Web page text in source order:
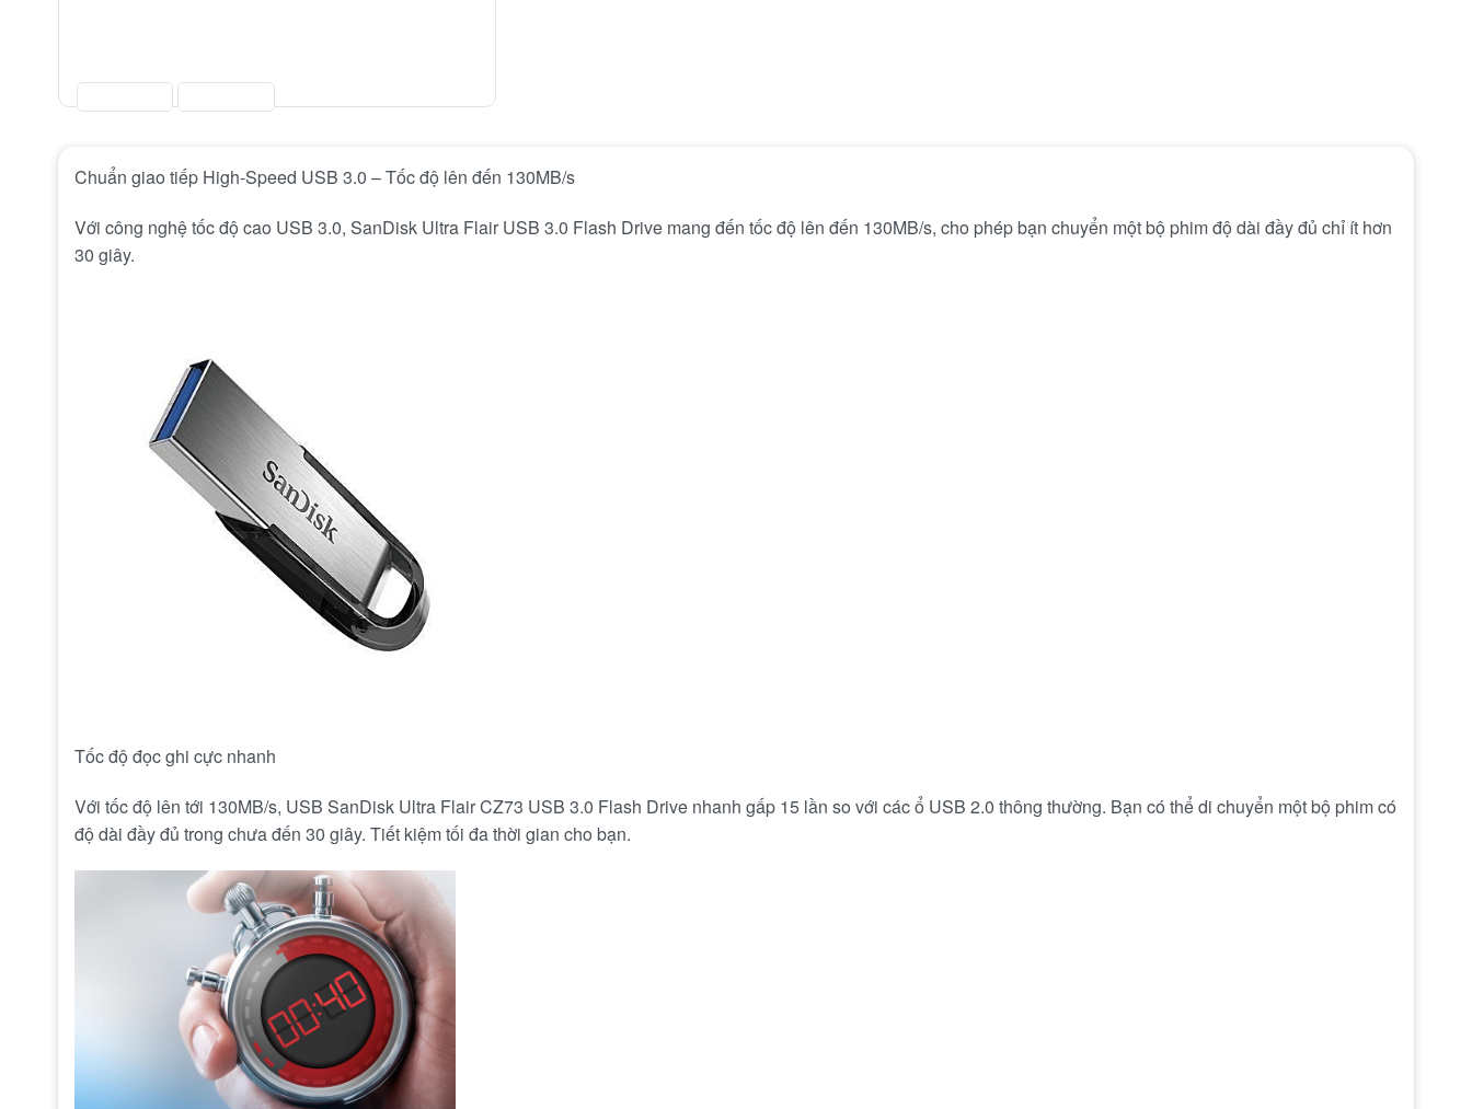
Chuẩn giao tiếp High-Speed USB 3.0 – Tốc độ lên đến 130MB/s
Với công nghệ tốc độ cao USB 3.0, SanDisk Ultra Flair USB 3.0 Flash Drive mang đến tốc độ lên đến 130MB/s, cho phép bạn chuyển một bộ phim độ dài đầy đủ chỉ ít hơn
30 giây.
Tốc độ đọc ghi cực nhanh
Với tốc độ lên tới 130MB/s, USB SanDisk Ultra Flair CZ73 USB 3.0 Flash Drive nhanh gấp 15 lần so với các ổ USB 2.0 thông thường. Bạn có thể di chuyển một bộ phim có
độ dài đầy đủ trong chưa đến 30 giây. Tiết kiệm tối đa thời gian cho bạn.